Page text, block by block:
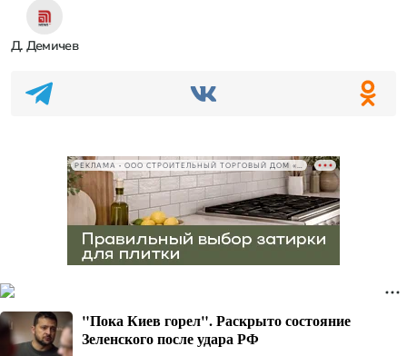
Д. Демичев
РЕКЛАМА • ООО СТРОИТЕЛЬНЫЙ ТОРГОВЫЙ ДОМ «ПЕТРОВИЧ», ИНН 7802348846
"Пока Киев горел". Раскрыто состояние
Зеленского после удара РФ